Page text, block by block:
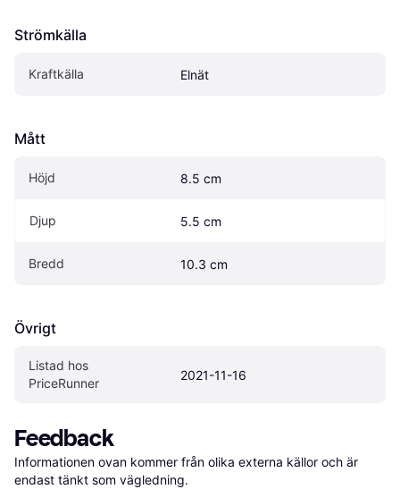
Strömkälla
Kraftkälla Elnät
Mått
Höjd 8.5 cm
Djup 5.5 cm
Bredd 10.3 cm
Övrigt
Listad hos
PriceRunner
2021-11-16
Feedback
Informationen ovan kommer från olika externa källor och är
endast tänkt som vägledning.